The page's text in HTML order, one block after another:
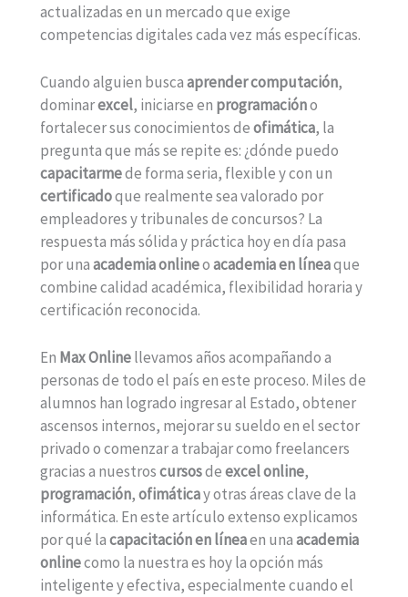
actualizadas en un mercado que exige
competencias digitales cada vez más específicas.
Cuando alguien buscaaprender computación,
dominarexcel, iniciarse en programacióno
fortalecer sus conocimientos deofimática, la
pregunta que más se repite es: ¿dónde puedo
capacitarmede forma seria, flexible y con un
certificadoque realmente sea valorado por
empleadores y tribunales de concursos? La
respuesta más sólida y práctica hoy en día pasa
por unaacademia onlineoacademia en líneaque
combine calidad académica, flexibilidad horaria y
certificación reconocida.
En Max Onlinellevamos años acompañando a
personas de todo el país en este proceso. Miles de
alumnos han logrado ingresar al Estado, obtener
ascensos internos, mejorar su sueldo en el sector
privado o comenzar a trabajar como freelancers
gracias a nuestroscursosdeexcel online,
programación,ofimáticay otras áreas clave de la
informática. En este artículo extenso explicamos
por qué lacapacitación en líneaen unaacademia
onlinecomo la nuestra es hoy la opción más
inteligente y efectiva, especialmente cuando el